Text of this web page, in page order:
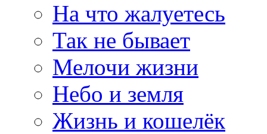
На что жалуетесь
Так не бывает
Мелочи жизни
Небо и земля
Жизнь и кошелёк